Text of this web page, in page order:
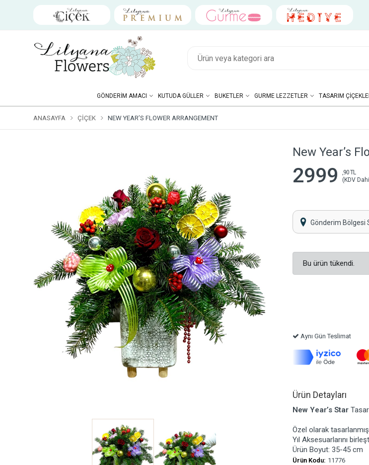
GÖNDERIM AMACI KUTUDA GÜLLER BUKETLER GURME LEZZETLER TASARIM
ANASAYFA ÇIÇEK NEW YEAR’S FLOWER ARRANGEMENT
New Year’s
2999
,90 TL
(KDV
Gönderim Bölgesi
Bu ürün tükendi.
Aynı Gün Teslimat
Ürün Detayları
New Year’s Star
Özel olarak
Yıl Aksesuarlarını
Ürün Boyut: 35-45 cm
Ürün Kodu: 11776